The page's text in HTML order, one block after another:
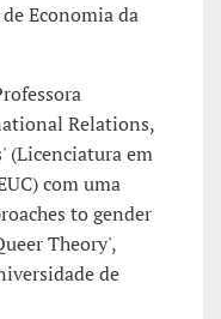
Economia da
Relations,
(Licenciatura em
com uma
to gender
Theory',
de